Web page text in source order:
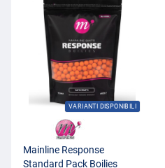
VARIANTI DISPONIBILI
Mainline Response
Standard Pack Boilies